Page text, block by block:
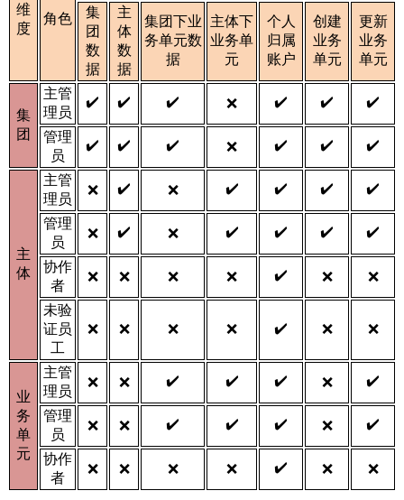
维
度
角色
集
团
数
据
主
体
数
据
集团下业
务单元数
据
主体下
业务单
元
个人
归属
账户
创建
业务
单元
更新
业务
单元
集
团
主管
理员
✔️ ✔️ ✔️ ❌ ✔️ ✔️ ✔️
管理
员
✔️ ✔️ ✔️ ❌ ✔️ ✔️ ✔️
主
体
主管
理员
❌ ✔️ ❌ ✔️ ✔️ ✔️ ✔️
管理
员
❌ ✔️ ❌ ✔️ ✔️ ✔️ ✔️
协作
者
❌ ❌ ❌ ❌ ✔️ ❌ ❌
未验
证员
工
❌ ❌ ❌ ❌ ✔️ ❌ ❌
业
务
单
元
主管
理员
❌ ❌ ✔️ ✔️ ✔️ ❌ ✔️
管理
员
❌ ❌ ✔️ ✔️ ✔️ ❌ ✔️
协作
者
❌ ❌ ❌ ❌ ✔️ ❌ ❌